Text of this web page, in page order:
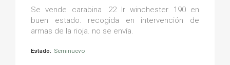
Se vende carabina .22 lr winchester 190 en
buen estado. recogida en intervención de
armas de la rioja. no se envía.
Estado: Seminuevo